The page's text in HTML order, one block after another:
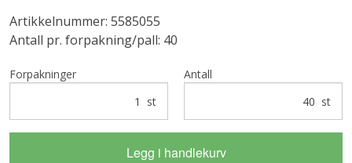
Artikkelnummer: 5585055
Antall pr. forpakning/pall: 40
Forpakninger
st
Antall
st
Legg i handlekurv